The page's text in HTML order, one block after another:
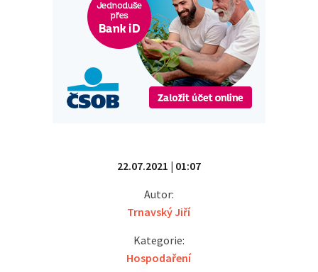
22.07.2021 | 01:07
Autor:
Trnavský Jiří
Kategorie:
Hospodaření